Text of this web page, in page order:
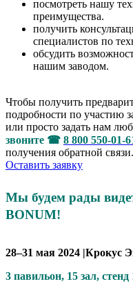
посмотреть нашу
преимущества.
получить
специалистов по
обсудить
нашим заводом.
Чтобы получить
подробности по участию
или просто задать нам
звоните ☎ 8 800 550-01-
получения обратной связи.
Оставить заявку
Мы будем рады
BONUM!
28–31 мая 2024 |Крокус
3 павильон, 15 зал, стенд